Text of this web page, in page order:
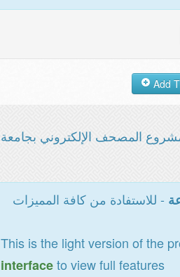
المصحف الإلكتروني بجامعة
- للاستفادة من كافة المميزات
This is the light version of the
interfaceto view full features